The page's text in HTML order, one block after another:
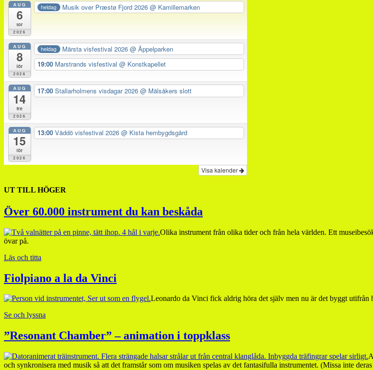
AUG
6
tor
2026
heldag Musik over Præstø Fjord 2026@ Kamillemarken
AUG
8
lör
2026
heldag Märsta visfestival 2026@ Äppelparken
19:00 Marstrands visfestival @ Konstkapellet
AUG
14
fre
2026
17:00 Stallarholmens visdagar 2026 @ Mälsåkers slott
AUG
15
lör
2026
13:00 Väddö visfestival 2026 @ Kista hembygdsgård
Visa kalender
UT TILL HÖGER
Över 60.000 instrument du kan beskåda
Olika instrument från olika tider och från hela världen. Ett
övar på.
Läs och titta
Fiolpiano a la da Vinci
Leonardo da Vinci fick aldrig höra det själv men nu är det byggt utifrån
Se och lyssna
”Resonant Chamber” – animation i toppklass
och synkronisera med musik så att det framstår som om musiken spelas av det fantasifulla instrumentet. (Missa inte